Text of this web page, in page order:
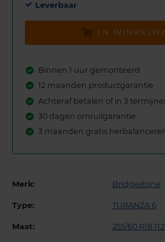
Leverbaar
IN
Binnen 1 uur gemonteerd
12 maanden productgarantie
Achteraf betalen of in 3
30 dagen omruilgarantie
3 maanden gratis
Merk: Bridgestone
Type: TURANZA 6
Maat: 255/60 R18